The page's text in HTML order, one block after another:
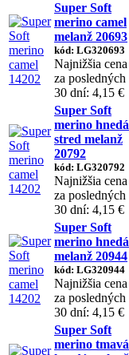
Super Soft
merino camel
melanž 20693
kód: LG320693
Najnižšia cena
za posledných
30 dní: 4,15 €
Super Soft
merino hnedá
stred melanž
20792
kód: LG320792
Najnižšia cena
za posledných
30 dní: 4,15 €
Super Soft
merino hnedá
melanž 20944
kód: LG320944
Najnižšia cena
za posledných
30 dní: 4,15 €
Super Soft
merino tmavá